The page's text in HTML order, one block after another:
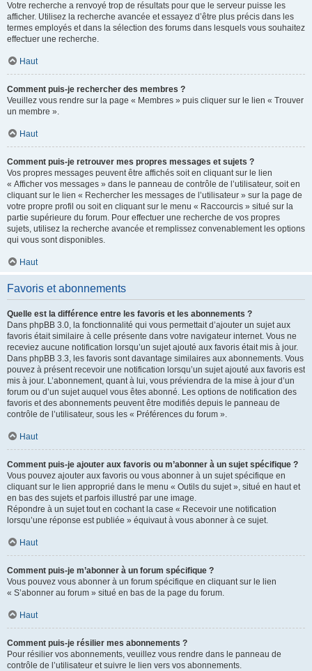
Votre recherche a renvoyé trop de résultats pour que le serveur puisse les
afficher. Utilisez la recherche avancée et essayez d’être plus précis dans les
termes employés et dans la sélection des forums dans lesquels vous souhaitez
effectuer une recherche.
Haut
Comment puis-je rechercher des membres ?
Veuillez vous rendre sur la page « Membres » puis cliquer sur le lien « Trouver
un membre ».
Haut
Comment puis-je retrouver mes propres messages et sujets ?
Vos propres messages peuvent être affichés soit en cliquant sur le lien
« Afficher vos messages » dans le panneau de contrôle de l’utilisateur, soit en
cliquant sur le lien « Rechercher les messages de l’utilisateur » sur la page de
votre propre profil ou soit en cliquant sur le menu « Raccourcis » situé sur la
partie supérieure du forum. Pour effectuer une recherche de vos propres
sujets, utilisez la recherche avancée et remplissez convenablement les options
qui vous sont disponibles.
Haut
Favoris et abonnements
Quelle est la différence entre les favoris et les abonnements ?
Dans phpBB 3.0, la fonctionnalité qui vous permettait d’ajouter un sujet aux
favoris était similaire à celle présente dans votre navigateur internet. Vous ne
receviez aucune notification lorsqu’un sujet ajouté aux favoris était mis à jour.
Dans phpBB 3.3, les favoris sont davantage similaires aux abonnements. Vous
pouvez à présent recevoir une notification lorsqu’un sujet ajouté aux favoris est
mis à jour. L’abonnement, quant à lui, vous préviendra de la mise à jour d’un
forum ou d’un sujet auquel vous êtes abonné. Les options de notification des
favoris et des abonnements peuvent être modifiés depuis le panneau de
contrôle de l’utilisateur, sous les « Préférences du forum ».
Haut
Comment puis-je ajouter aux favoris ou m’abonner à un sujet spécifique ?
Vous pouvez ajouter aux favoris ou vous abonner à un sujet spécifique en
cliquant sur le lien approprié dans le menu « Outils du sujet », situé en haut et
en bas des sujets et parfois illustré par une image.
Répondre à un sujet tout en cochant la case « Recevoir une notification
lorsqu’une réponse est publiée » équivaut à vous abonner à ce sujet.
Haut
Comment puis-je m’abonner à un forum spécifique ?
Vous pouvez vous abonner à un forum spécifique en cliquant sur le lien
« S’abonner au forum » situé en bas de la page du forum.
Haut
Comment puis-je résilier mes abonnements ?
Pour résilier vos abonnements, veuillez vous rendre dans le panneau de
contrôle de l’utilisateur et suivre le lien vers vos abonnements.